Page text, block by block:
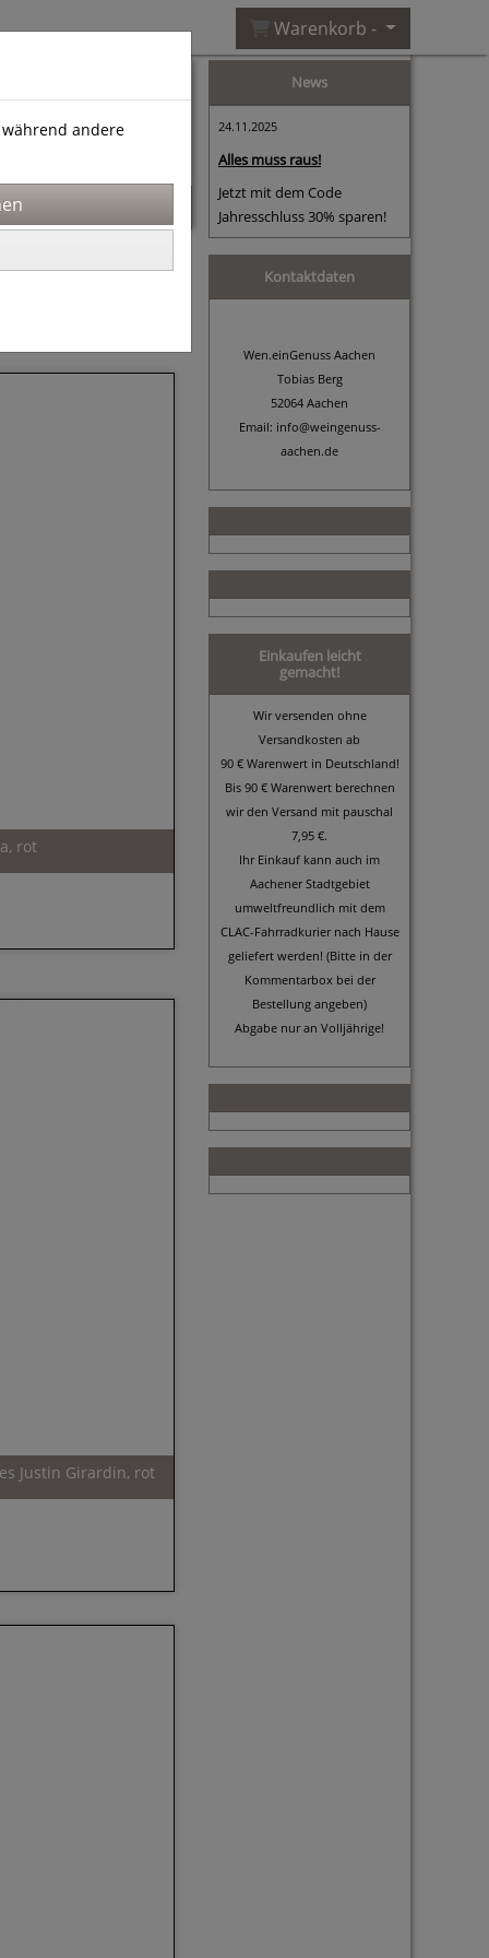
Warenkorb -
rot
Justin Girardin, rot
News
24.11.2025
Alles muss raus!
Jetzt mit dem Code
Jahresschluss 30% sparen!
Kontaktdaten
Wen.einGenuss Aachen
Tobias Berg
52064 Aachen
Email: info@weingenuss-
aachen.de
Einkaufen leicht
gemacht!
Wir versenden ohne
Versandkosten ab
90 € Warenwert in Deutschland!
Bis 90 € Warenwert berechnen
wir den Versand mit pauschal
7,95 €.
Ihr Einkauf kann auch im
Aachener Stadtgebiet
umweltfreundlich mit dem
CLAC-Fahrradkurier nach Hause
geliefert werden! (Bitte in der
Kommentarbox bei der
Bestellung angeben)
Abgabe nur an Volljährige!
andere